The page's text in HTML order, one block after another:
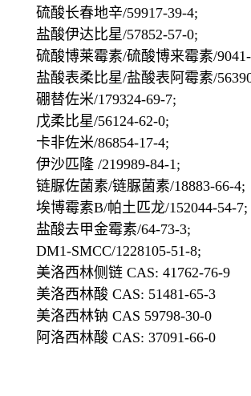
硫酸长春地辛/59917-39-4;
盐酸伊达比星/57852-57-0;
硫酸博莱霉素/硫酸博来霉素/
盐酸表柔比星/盐酸表阿霉素/
硼替佐米/179324-69-7;
戊柔比星/56124-62-0;
卡非佐米/86854-17-4;
伊沙匹隆 /219989-84-1;
链脲佐菌素/链脲菌素/18883-66-4;
埃博霉素B/帕土匹龙/152044-54-7;
盐酸去甲金霉素/64-73-3;
DM1-SMCC/1228105-51-8;
美洛西林侧链 CAS: 41762-76-9
美洛西林酸 CAS: 51481-65-3
美洛西林钠 CAS 59798-30-0
阿洛西林酸 CAS: 37091-66-0